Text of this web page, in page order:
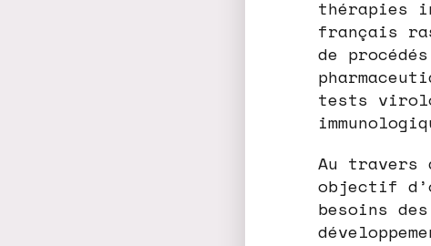
thérapies
français
de
tests
Au travers
objectif
besoins